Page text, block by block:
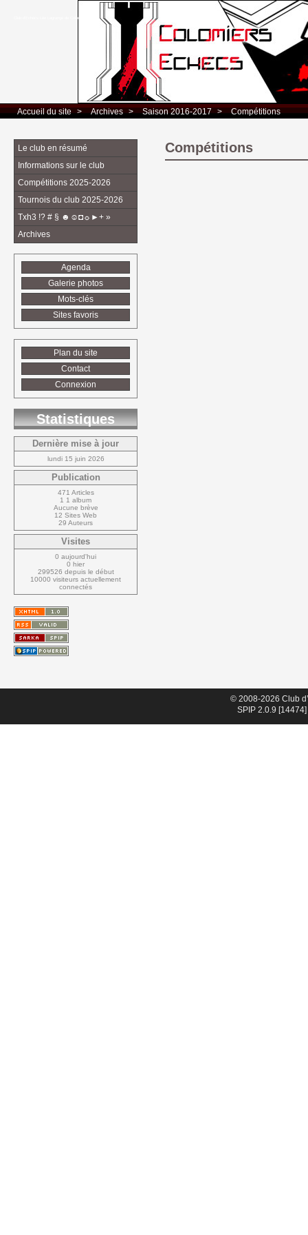
Club d’Echecs Léo Lagrange de Colomiers
Accueil du site > Archives > Saison 2016-2017 > Compétitions
Compétitions
Le club en résumé
Informations sur le club
Compétitions 2025-2026
Tournois du club 2025-2026
Txh3 !? # § ☻☺◘☼►+ »
Archives
Agenda
Galerie photos
Mots-clés
Sites favoris
Plan du site
Contact
Connexion
Statistiques
Dernière mise à jour
lundi 15 juin 2026
Publication
471 Articles
1 1 album
Aucune brève
12 Sites Web
29 Auteurs
Visites
0 aujourd'hui
0 hier
299526 depuis le début
10000 visiteurs actuellement
connectés
© 2008-2026 Club
SPIP 2.0.9 [14474]